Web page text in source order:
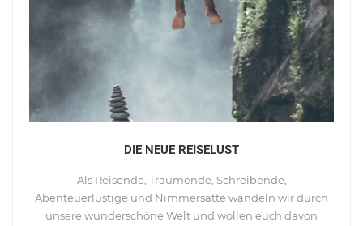
DIE NEUE REISELUST
Als Reisende, Träumende, Schreibende,
Abenteuerlustige und Nimmersatte wandeln wir durch
unsere wunderschöne Welt und wollen euch davon